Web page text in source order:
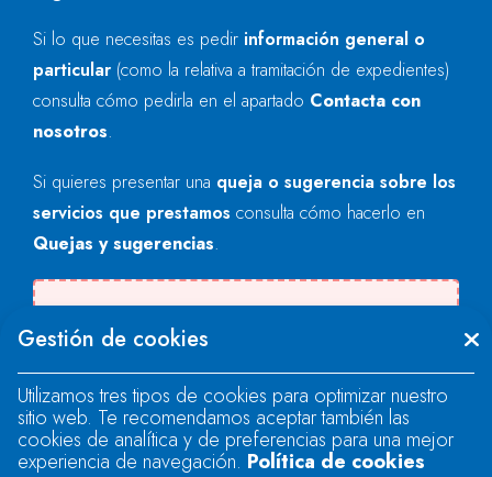
Si lo que necesitas es pedir información general o
particular (como la relativa a tramitación de expedientes)
consulta cómo pedirla en el apartado Contacta con
nosotros.
Si quieres presentar una queja o sugerencia sobre los
servicios que prestamos consulta cómo hacerlo en
Quejas y sugerencias.
"text".
Se produjo un error al cargar el campo
"text".
Gestión de cookies
Utilizamos tres tipos de cookies para optimizar nuestro
sitio web. Te recomendamos aceptar también las
cookies de analítica y de preferencias para una mejor
experiencia de navegación. Política de cookies